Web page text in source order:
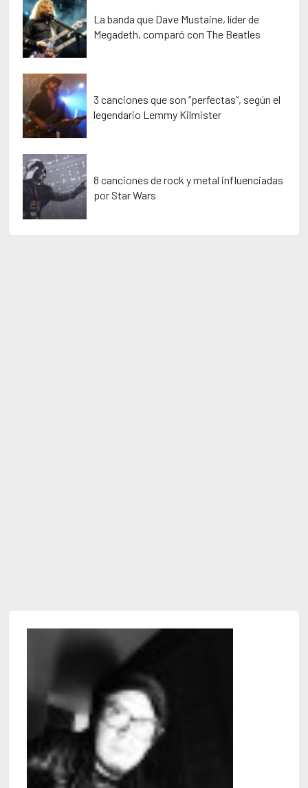
La banda que Dave Mustaine, líder de
Megadeth, comparó con The Beatles
3 canciones que son “perfectas”, según el
legendario Lemmy Kilmister
8 canciones de rock y metal influenciadas
por Star Wars